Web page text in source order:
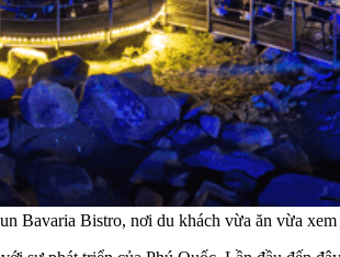
Bavaria Bistro, nơi du khách vừa ăn vừa